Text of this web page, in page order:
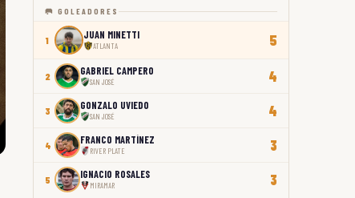
🥅 GOLEADORES
1 JUAN MINETTI
ATLANTA 5
2 GABRIEL CAMPERO
SAN JOSÉ 4
3 GONZALO UVIEDO
SAN JOSÉ 4
4 FRANCO MARTÍNEZ
RIVER PLATE 3
5 IGNACIO ROSALES
MIRAMAR 3